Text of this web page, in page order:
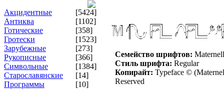
Акцидентные
[5424]
Антиква
[1102]
Готические
[358]
Гротески
[1523]
Зарубежные
[273]
Рукописные
[366]
Символьные
[1384]
Старославянские
[14]
Программы
[10]
Семейство шрифтов:
Стиль шрифта: Regular
Копирайт: Typeface ©
Reserved